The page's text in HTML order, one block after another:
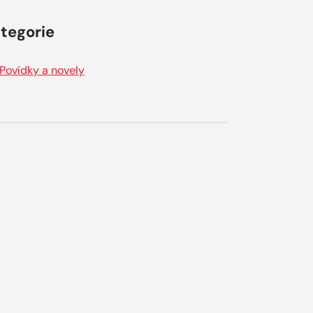
Povídky a novely